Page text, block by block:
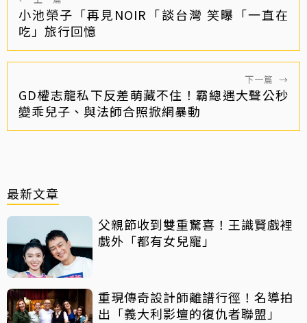
小池榮子「再見NOIR「談台灣 笑曝「一直在
吃」旅行回憶
下一篇 →
GD權志龍私下反差萌藏不住！霸總遇大聲公秒
變乖兒子、與法師合照掀網暴動
最新文章
父親節收到雙重驚喜！王識賢戲裡
戲外「都有女兒寵」
重現傳奇設計師離譜行徑！名導拍
出「義大利影壇的復仇者聯盟」